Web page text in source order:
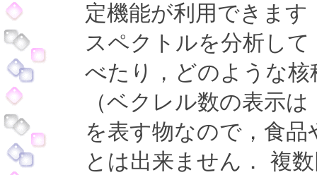
定機能が利用できます
スペクトルを分析し
べたり，どのような
（ベクレル数の表示
を表す物なので，食
とは出来ません． 複